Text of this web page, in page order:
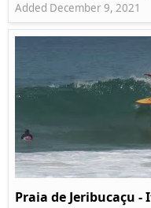
Added December 9, 2021
Praia de Jeribucaçu -